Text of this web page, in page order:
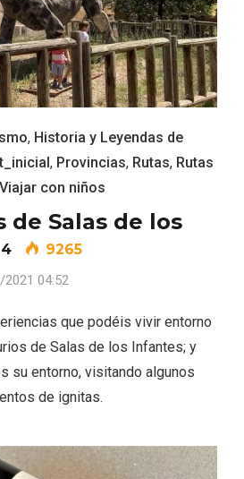
, Historia y Leyendas de
, Provincias, Rutas, Rutas
Viajar con niños
de Salas de los
4 9265
2021 04:52
que podéis vivir entorno
de Salas de los Infantes; y
su entorno, visitando algunos
de ignitas.